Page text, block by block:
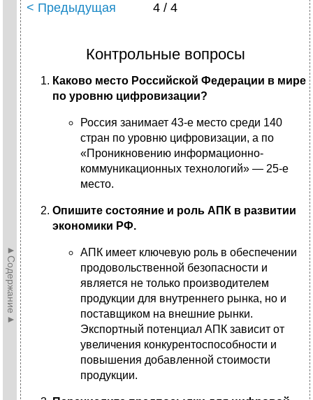
►Содержание►
< Предыдущая 4 / 4
Контрольные вопросы
Каково место Российской Федерации в мире
по уровню цифровизации?
Россия занимает 43-е место среди 140
стран по уровню цифровизации, а по
«Проникновению информационно-
коммуникационных технологий» — 25-е
место.
Опишите состояние и роль АПК в развитии
экономики РФ.
АПК имеет ключевую роль в обеспечении
продовольственной безопасности и
является не только производителем
продукции для внутреннего рынка, но и
поставщиком на внешние рынки.
Экспортный потенциал АПК зависит от
увеличения конкурентоспособности и
повышения добавленной стоимости
продукции.